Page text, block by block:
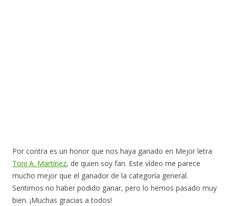
Por contra es un honor que nos haya ganado en Mejor letra
Toni A. Martínez, de quien soy fan. Este vídeo me parece
mucho mejor que el ganador de la categoría general.
Sentimos no haber podido ganar, pero lo hemos pasado muy
bien. ¡Muchas gracias a todos!